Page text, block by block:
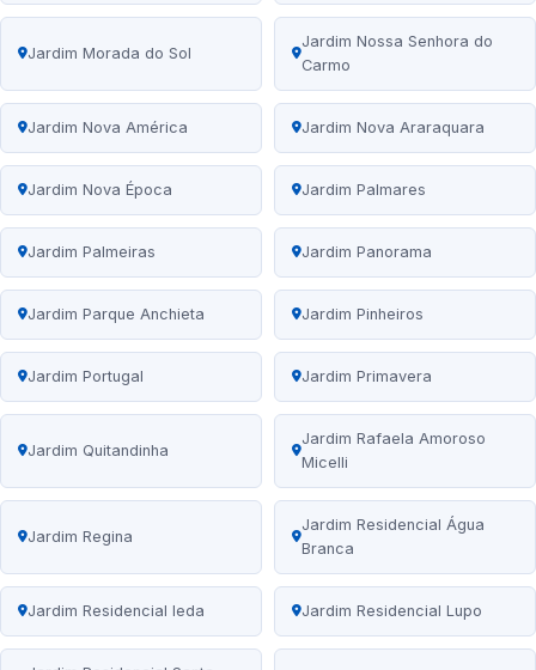
Jardim Morada do Sol
Jardim Nossa Senhora do
Carmo
Jardim Nova América Jardim Nova Araraquara
Jardim Nova Época Jardim Palmares
Jardim Palmeiras Jardim Panorama
Jardim Parque Anchieta Jardim Pinheiros
Jardim Portugal Jardim Primavera
Jardim Quitandinha
Jardim Rafaela Amoroso
Micelli
Jardim Regina
Jardim Residencial Água
Branca
Jardim Residencial Ieda Jardim Residencial Lupo